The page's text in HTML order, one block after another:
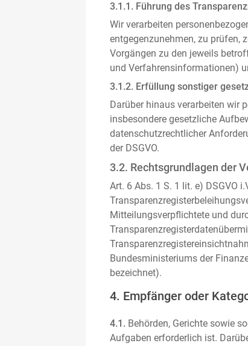
3.1.1. Führung des
Wir verarbeiten
entgegenzunehmen, zu prüfen,
Vorgängen zu den jeweils
und Verfahrensinformationen)
3.1.2. Erfüllung sonstiger
Darüber hinaus verarbeiten wir
insbesondere gesetzliche
datenschutzrechtlicher
der DSGVO.
3.2. Rechtsgrundlagen der
Art. 6 Abs. 1 S. 1 lit. e) DSGVO
Mitteilungsverpflichtete und
Bundesministeriums der
bezeichnet).
4. Empfänger oder
4.1. Behörden, Gerichte sowie
Aufgaben erforderlich ist.